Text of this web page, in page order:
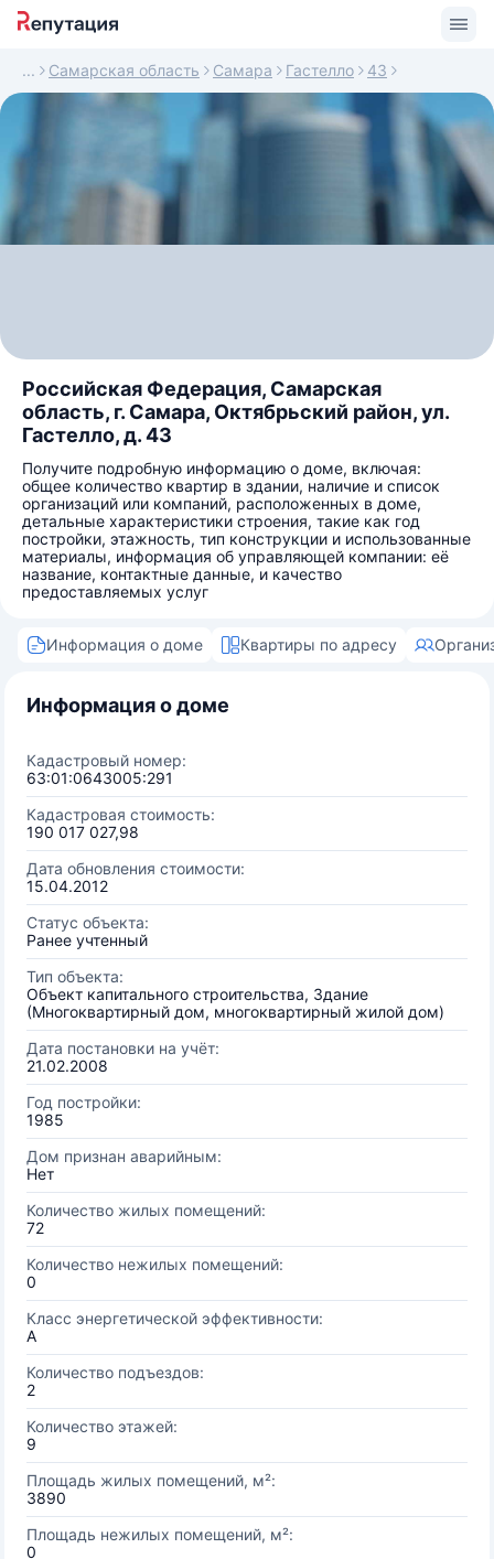
Самарская область Самара Гастелло 43
Российская Федерация, Самарская
область, г. Самара, Октябрьский район, ул.
Гастелло, д. 43
Получите подробную информацию о доме, включая:
общее количество квартир в здании, наличие и список
организаций или компаний, расположенных в доме,
детальные характеристики строения, такие как год
постройки, этажность, тип конструкции и использованные
материалы, информация об управляющей компании: её
название, контактные данные, и качество
предоставляемых услуг
Информация о доме Квартиры по адресу
Информация о доме
Кадастровый номер:
63:01:0643005:291
Кадастровая стоимость:
190 017 027,98
Дата обновления стоимости:
15.04.2012
Статус объекта:
Ранее учтенный
Тип объекта:
Объект капитального строительства, Здание
(Многоквартирный дом, многоквартирный жилой дом)
Дата постановки на учёт:
21.02.2008
Год постройки:
1985
Дом признан аварийным:
Нет
Количество жилых помещений:
72
Количество нежилых помещений:
0
Класс энергетической эффективности:
A
Количество подъездов:
2
Количество этажей:
9
Площадь жилых помещений, м²:
3890
Площадь нежилых помещений, м²:
0